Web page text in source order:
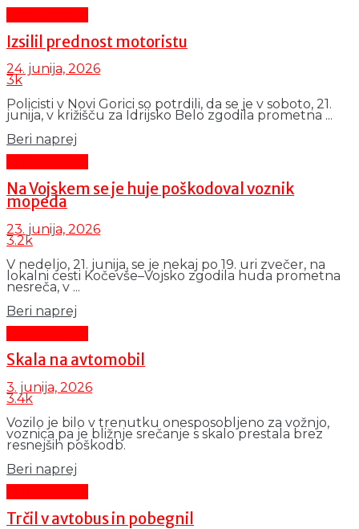
Izsilil prednost motoristu
24. junija, 2026
3k
Policisti v Novi Gorici so potrdili, da se je v soboto, 21.
junija, v križišču za Idrijsko Belo zgodila prometna ...
Beri naprej
Na Vojskem se je huje poškodoval voznik
mopeda
23. junija, 2026
3.2k
V nedeljo, 21. junija, se je nekaj po 19. uri zvečer, na
lokalni cesti Kočevše–Vojsko zgodila huda prometna
nesreča, v ...
Beri naprej
Skala na avtomobil
3. junija, 2026
3.4k
Vozilo je bilo v trenutku onesposobljeno za vožnjo,
voznica pa je bližnje srečanje s skalo prestala brez
resnejših poškodb.
Beri naprej
Trčil v avtobus in pobegnil